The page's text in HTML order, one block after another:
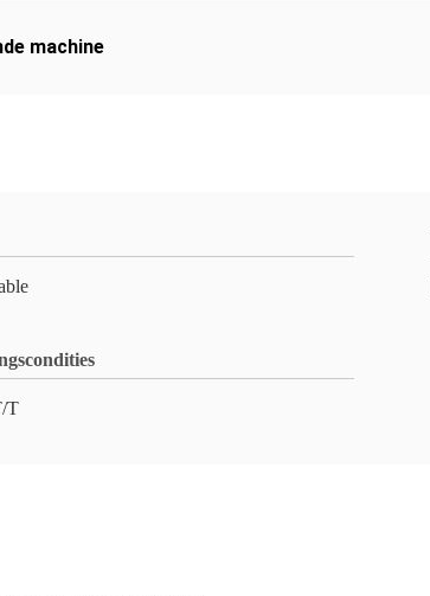
machine
T